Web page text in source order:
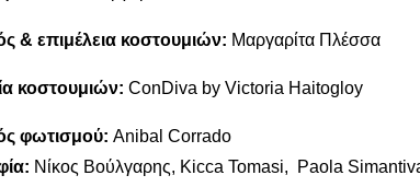
& επιμέλεια κοστουμιών: Μαργαρίτα
κοστουμιών: ConDiva by Victoria Haitogloy
φωτισμoύ: Anibal Corrado
Νίκος Βούλγαρης, Kicca Tomasi, Paola